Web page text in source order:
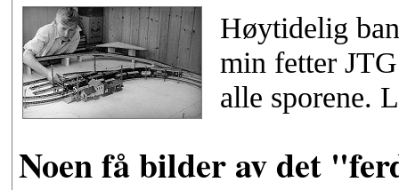
Høytidelig
min fetter
alle sporene.
Noen få bilder av det